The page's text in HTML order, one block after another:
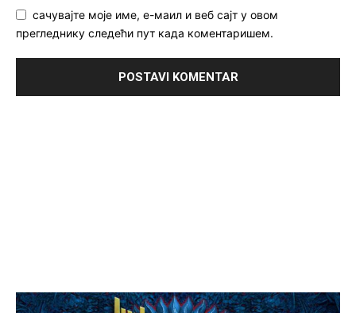
сачувајте моје име, е-маил и веб сајт у овом
прегледнику следећи пут када коментаришем.